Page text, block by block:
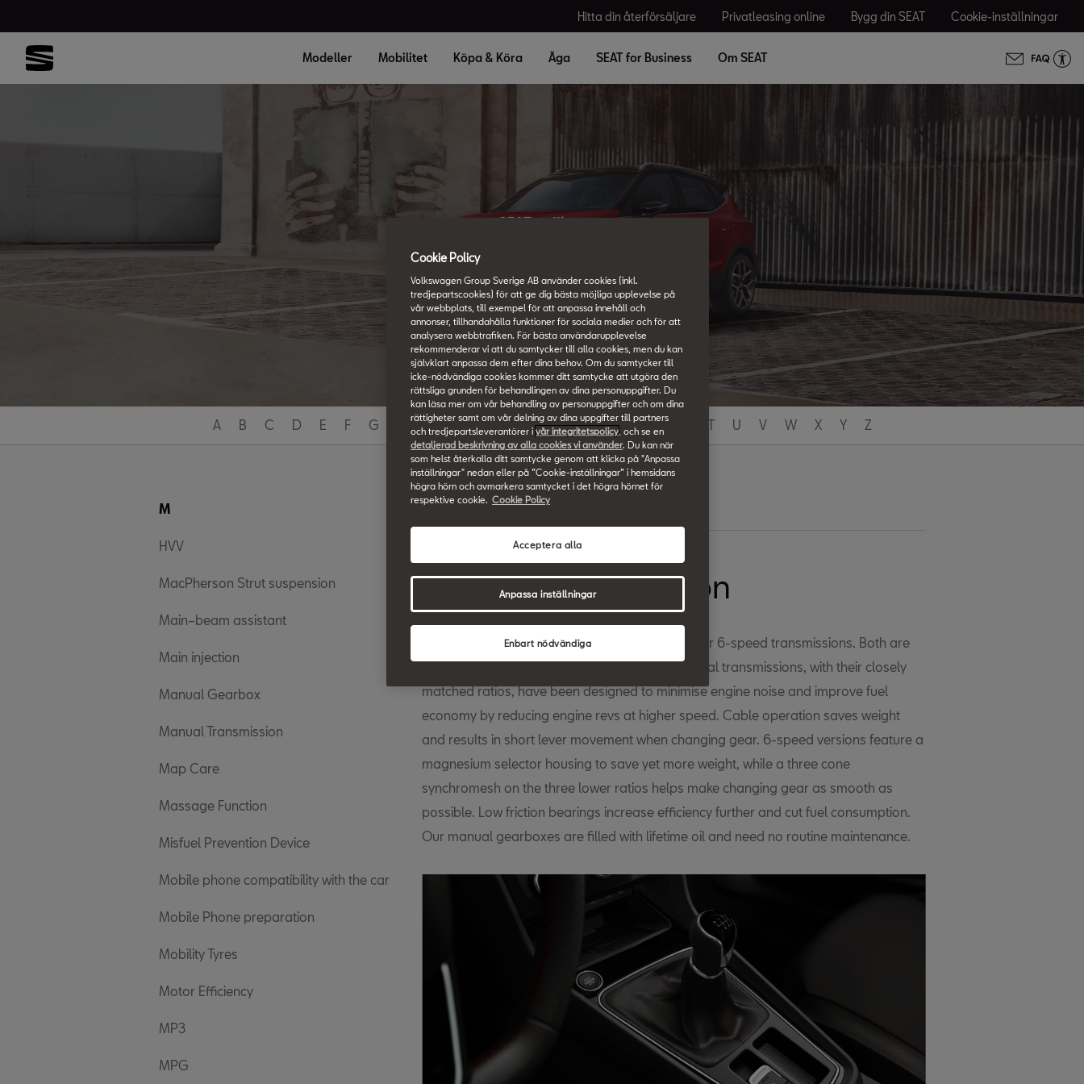
Hitta din återförsäljare Privatleasing online Bygg din SEAT Cookie-inställningar
Modeller Mobilitet Köpa & Köra Äga SEAT for Business Om SEAT
SEAT ordlista
Allt du vill veta
A B C D E F G I J K L M N O P Q R T U V W X Y Z
M
HVV
MacPherson Strut suspension
Main–beam assistant
Main injection
Manual Gearbox
Manual Transmission
Map Care
Massage Function
Misfuel Prevention Device
Mobile phone compatibility with the car
Mobile Phone preparation
Mobility Tyres
Motor Efficiency
MP3
MPG
Search
Manual Transmission
Manual versions of our cars come with either 5 or 6-speed transmissions. Both are
easy to use with a positive shift action. The manual transmissions, with their closely
matched ratios, have been designed to minimise engine noise and improve fuel
economy by reducing engine revs at higher speed. Cable operation saves weight
and results in short lever movement when changing gear. 6-speed versions feature a
magnesium selector housing to save yet more weight, while a three cone
synchromesh on the three lower ratios helps make changing gear as smooth as
possible. Low friction bearings increase efficiency further and cut fuel consumption.
Our manual gearboxes are filled with lifetime oil and need no routine maintenance.
Cookie Policy
Volkswagen Group Sverige AB använder cookies (inkl.
tredjepartscookies) för att ge dig bästa möjliga upplevelse på
vår webbplats, till exempel för att anpassa innehåll och
annonser, tillhandahålla funktioner för sociala medier och för att
analysera webbtrafiken. För bästa användarupplevelse
rekommenderar vi att du samtycker till alla cookies, men du kan
självklart anpassa dem efter dina behov. Om du samtycker till
icke-nödvändiga cookies kommer ditt samtycke att utgöra den
rättsliga grunden för behandlingen av dina personuppgifter. Du
kan läsa mer om vår behandling av personuppgifter och om dina
rättigheter samt om vår delning av dina uppgifter till partners
och tredjepartsleverantörer i vår integritetspolicy , och se en
detaljerad beskrivning av alla cookies vi använder. Du kan när
som helst återkalla ditt samtycke genom att klicka på "Anpassa
inställningar" nedan eller på ”Cookie-inställningar” i hemsidans
högra hörn och avmarkera samtycket i det högra hörnet för
respektive cookie. Cookie Policy
Enbart nödvändiga
Acceptera alla
Anpassa inställningar